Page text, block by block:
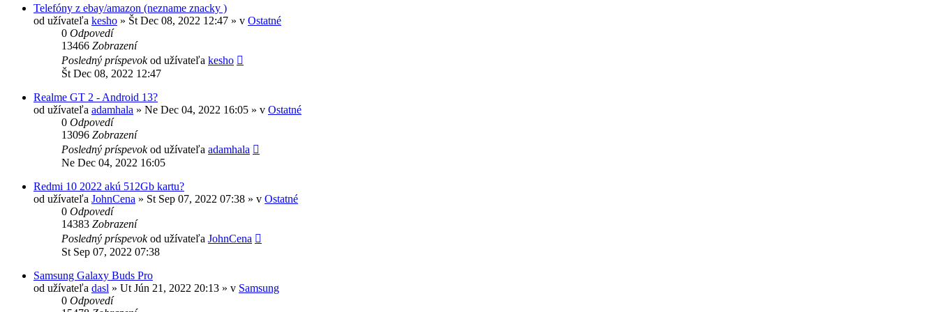
Telefóny z ebay/amazon (nezname znacky )
od užívateľa kesho » Št Dec 08, 2022 12:47 » v Ostatné
0 Odpovedí
13466 Zobrazení
Posledný príspevokod užívateľa kesho
Št Dec 08, 2022 12:47
Realme GT 2 - Android 13?
od užívateľa adamhala » Ne Dec 04, 2022 16:05 » v Ostatné
0 Odpovedí
13096 Zobrazení
Posledný príspevokod užívateľa adamhala
Ne Dec 04, 2022 16:05
Redmi 10 2022 akú 512Gb kartu?
od užívateľa JohnCena » St Sep 07, 2022 07:38 » v Ostatné
0 Odpovedí
14383 Zobrazení
Posledný príspevokod užívateľa JohnCena
St Sep 07, 2022 07:38
Samsung Galaxy Buds Pro
od užívateľa dasl » Ut Jún 21, 2022 20:13 » v Samsung
0 Odpovedí